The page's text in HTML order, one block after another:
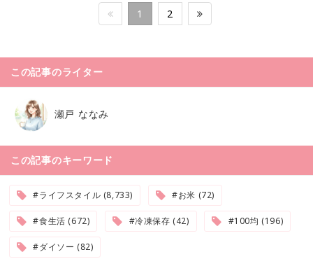
1 2
この記事のライター
瀬戸 ななみ
この記事のキーワード
#ライフスタイル (8,733) #お米 (72)
#食生活 (672) #冷凍保存 (42) #100均 (196)
#ダイソー (82)